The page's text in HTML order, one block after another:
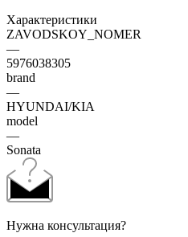
Характеристики
ZAVODSKOY_NOMER
—
5976038305
brand
—
HYUNDAI/KIA
model
—
Sonata
Нужна консультация?